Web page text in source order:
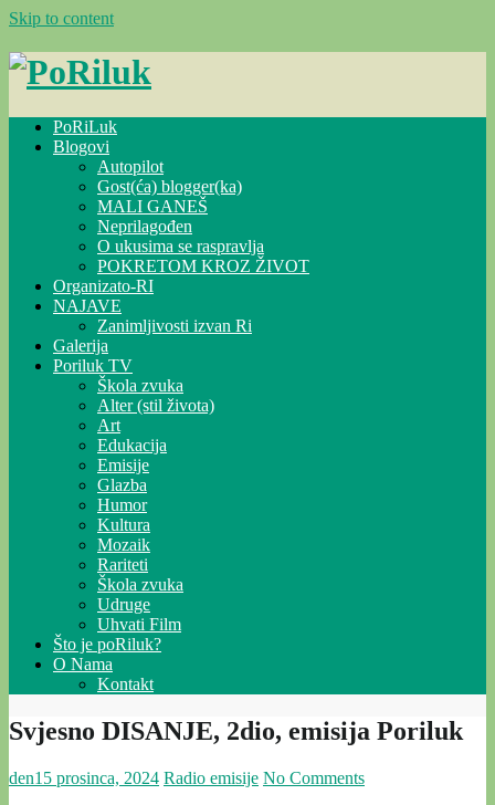
Skip to content
PoRiLuk
Blogovi
Autopilot
Gost(ća) blogger(ka)
MALI GANEŠ
Neprilagođen
O ukusima se raspravlja
POKRETOM KROZ ŽIVOT
Organizato-RI
NAJAVE
Zanimljivosti izvan Ri
Galerija
Poriluk TV
Škola zvuka
Alter (stil života)
Art
Edukacija
Emisije
Glazba
Humor
Kultura
Mozaik
Rariteti
Škola zvuka
Udruge
Uhvati Film
Što je poRiluk?
O Nama
Kontakt
Svjesno DISANJE, 2dio, emisija Poriluk
den15 prosinca, 2024 Radio emisije No Comments